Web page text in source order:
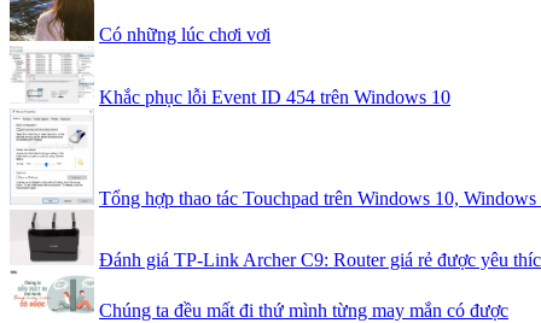
Có những lúc chơi vơi
Khắc phục lỗi Event ID 454 trên Windows 10
Tổng hợp thao tác Touchpad trên Windows 10, Windows
Đánh giá TP-Link Archer C9: Router giá rẻ được yêu
Chúng ta đều mất đi thứ mình từng may mắn có được